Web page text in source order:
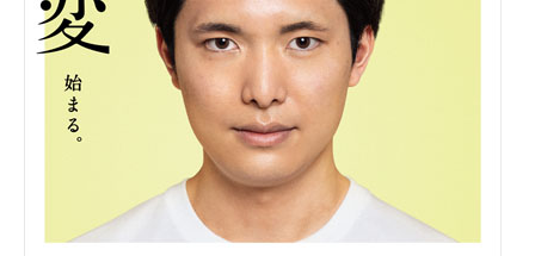
マーケ×ITの今がよく分かる
ITエンジニア向け専門サイト
企業向けIT製品の総合サイト
IT製品の技術・比較・事例
製造業のIT導入・活用を支援